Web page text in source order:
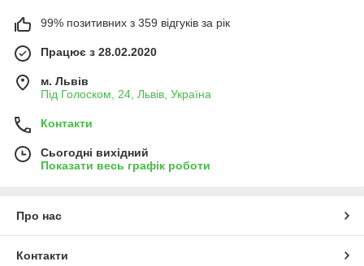
99% позитивних з 359 відгуків за рік
Працює з 28.02.2020
м. Львів
Під Голоском, 24, Львів, Україна
Контакти
Сьогодні вихідний
Показати весь графік роботи
Про нас
Контакти